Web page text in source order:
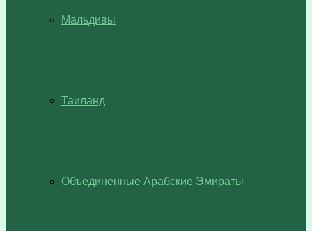
Мальдивы
Таиланд
Объединенные Арабские Эмираты